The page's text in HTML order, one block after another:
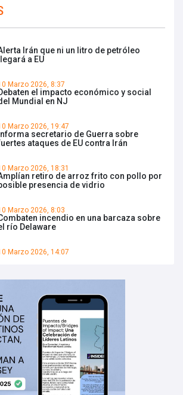
Irán que ni un litro de petróleo
llegará a EU
Marzo 2026, 8:37
el impacto económico y social
Mundial en NJ
Marzo 2026, 19:47
Informa secretario de Guerra sobre
ataques de EU contra Irán
Marzo 2026, 18:31
retiro de arroz frito con pollo por
presencia de vidrio
Marzo 2026, 8:03
incendio en una barcaza sobre
río Delaware
Marzo 2026, 14:07